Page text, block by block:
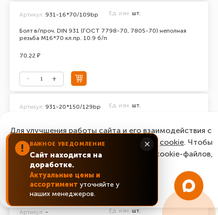
Болт в/проч. DIN 931 (ГОСТ 7798-70, 7805-70) неполная
резьба М16*70 кл.пр. 10.9 б/п
Артикул: 931-16*70/109bp Ед. изм. шт.
70.22 ₽
резьба М20*150 кл.пр. 12.9 б/п
Артикул: 931-20*150/129bp Ед. изм. шт.
последняя цена:
493.92 ₽
Уточнить цену
Артикул: - Ед. изм. шт.
! ВАЖНОЕ УВЕДОМЛЕНИЕ
Сайт находится на
доработке.
Актуальные цены и
ассортимент уточняйте у
наших менеджеров.
×
Для улучшения работы сайта и его взаимодействия с
пользователями мы используем файлы cookie. Чтобы
согласиться с нашим использованием cookie-файлов,
нажмите “Ок, понятно!”
ОК, понятно!